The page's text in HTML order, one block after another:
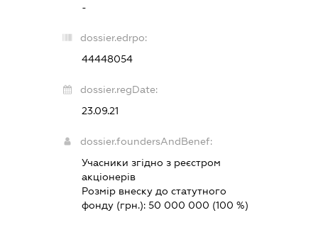
-
dossier.edrpo:
44448054
dossier.regDate:
23.09.21
dossier.foundersAndBenef:
Учасники згідно з реєстром
акціонерів
Розмір внеску до статутного
фонду (грн.): 50 000 000 (100 %)